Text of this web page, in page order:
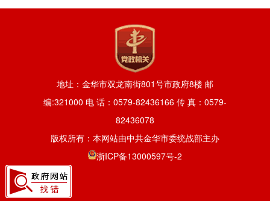
地址：金华市双龙南街801号市政府8楼 邮
编:321000 电 话：0579-82436166 传 真：0579-
82436078
版权所有：本网站由中共金华市委统战部主办
浙ICP备13000597号-2